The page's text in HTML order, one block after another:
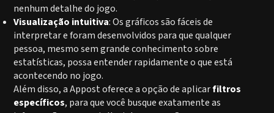
nenhum detalhe do jogo.
Visualização intuitiva: Os gráficos são fáceis de
interpretar e foram desenvolvidos para que qualquer
pessoa, mesmo sem grande conhecimento sobre
estatísticas, possa entender rapidamente o que está
acontecendo no jogo.
Além disso, a Appost oferece a opção de aplicarfiltros
específicos, para que você busque exatamente as